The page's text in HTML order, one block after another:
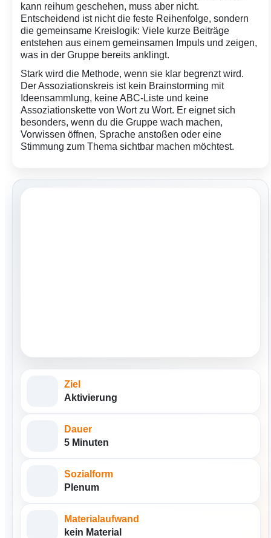
kann reihum geschehen, muss aber nicht.
Entscheidend ist nicht die feste Reihenfolge, sondern
die gemeinsame Kreislogik: Viele kurze Beiträge
entstehen aus einem gemeinsamen Impuls und zeigen,
was in der Gruppe bereits anklingt.
Stark wird die Methode, wenn sie klar begrenzt wird.
Der Assoziationskreis ist kein Brainstorming mit
Ideensammlung, keine ABC-Liste und keine
Assoziationskette von Wort zu Wort. Er eignet sich
besonders, wenn du die Gruppe wach machen,
Vorwissen öffnen, Sprache anstoßen oder eine
Stimmung zum Thema sichtbar machen möchtest.
Ziel
Aktivierung
Dauer
5 Minuten
Sozialform
Plenum
Materialaufwand
kein Material